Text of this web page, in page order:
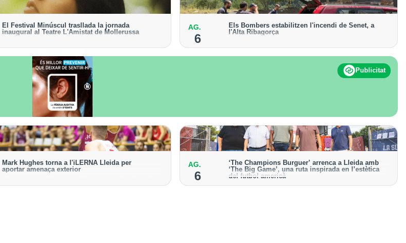
El Festival Minúscul trasllada la jornada
inaugural al Teatre L'Amistat de Mollerussa
cinquena edició del cicle
AG.
6
Els Bombers estabilitzen l'incendi de Senet, a
l'Alta Ribagorça
descarta enviar-hi efectius terrestres
Publicitat
Mark Hughes torna a l'iLERNA Lleida per
aportar amenaça exterior
temporada 2021-2022
AG.
6
‘The Champions Burguer’ arrenca a Lleida amb
‘The Big Game’, una ruta inspirada en l’estètica
del futbol americà
La primera edició que es va celebrar a la ciutat va